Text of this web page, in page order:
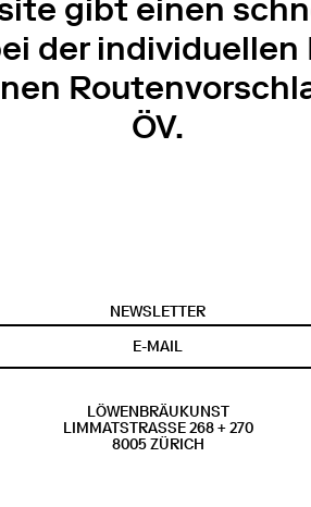
gibt einen
der individuellen
ÖV.
NEWSLETTER
LÖWENBRÄUKUNST
LIMMATSTRASSE 268 + 270
8005 ZÜRICH